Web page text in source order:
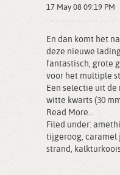
17 May 08 09:19 PM
En dan komt het
deze nieuwe
fantastisch, grote
voor het multiple
Een selectie uit
witte kwarts (30
Read More...
Filed under:
tijgeroog, caramel
strand,